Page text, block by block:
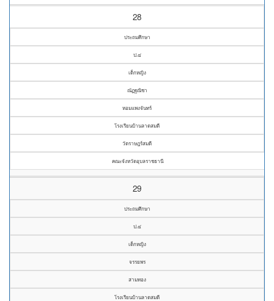
28
ประถมศึกษา
ป.๔
เด็กหญิง
ณัฏฐณิชา
หอมแพงจันทร์
โรงเรียนบ้านลาดสมดี
วัดราษฎร์สมดี
คณะจังหวัดอุบลราชธานี
29
ประถมศึกษา
ป.๔
เด็กหญิง
จรรยพร
สามทอง
โรงเรียนบ้านลาดสมดี